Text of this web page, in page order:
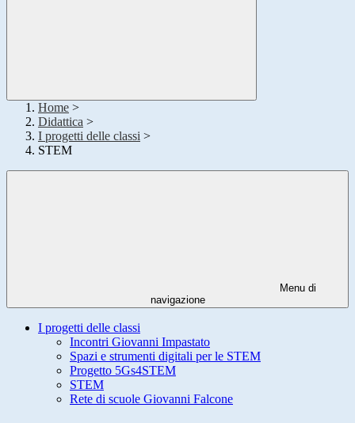
Home >
Didattica >
I progetti delle classi >
STEM
Menu di
navigazione
I progetti delle classi
Incontri Giovanni Impastato
Spazi e strumenti digitali per le STEM
Progetto 5Gs4STEM
STEM
Rete di scuole Giovanni Falcone